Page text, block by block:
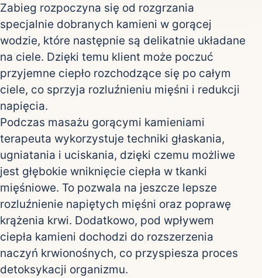
Zabieg rozpoczyna się od rozgrzania
specjalnie dobranych kamieni w gorącej
wodzie, które następnie są delikatnie układane
na ciele. Dzięki temu klient może poczuć
przyjemne ciepło rozchodzące się po całym
ciele, co sprzyja rozluźnieniu mięśni i redukcji
napięcia.
Podczas masażu gorącymi kamieniami
terapeuta wykorzystuje techniki głaskania,
ugniatania i uciskania, dzięki czemu możliwe
jest głębokie wniknięcie ciepła w tkanki
mięśniowe. To pozwala na jeszcze lepsze
rozluźnienie napiętych mięśni oraz poprawę
krążenia krwi. Dodatkowo, pod wpływem
ciepła kamieni dochodzi do rozszerzenia
naczyń krwionośnych, co przyspiesza proces
detoksykacji organizmu.